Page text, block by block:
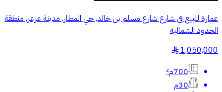
عمارة للبيع في شارع شارع مسلم بن خالد, حي المطار, مدينة عرعر, منطقة
الحدود الشماليه
1,050,000
§
700م²
30م